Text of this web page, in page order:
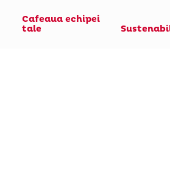
Cafeaua echipei
tale